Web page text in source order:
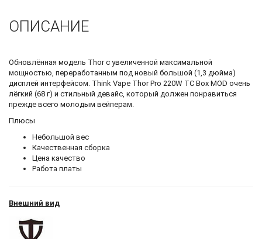
ОПИСАНИЕ
Обновлённая модель Thor с увеличенной максимальной
мощностью, переработанным под новый большой (1,3 дюйма)
дисплей интерфейсом. Think Vape Thor Pro 220W TC Box MOD очень
лёгкий (68 г) и стильный девайс, который должен понравиться
прежде всего молодым вейперам.
Плюсы
Небольшой вес
Качественная сборка
Цена качество
Работа платы
Внешний вид